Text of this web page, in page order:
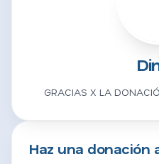
GRACIAS X LA
Haz una donación